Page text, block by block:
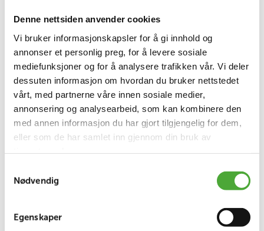
Denne nettsiden anvender cookies
Vi bruker informasjonskapsler for å gi innhold og
annonser et personlig preg, for å levere sosiale
mediefunksjoner og for å analysere trafikken vår. Vi deler
dessuten informasjon om hvordan du bruker nettstedet
vårt, med partnerne våre innen sosiale medier,
annonsering og analysearbeid, som kan kombinere den
med annen informasjon du har gjort tilgjengelig for dem,
eller som de har samlet inn gjennom din bruk av
Nødvendig
Egenskaper
Fra Helse Sør-Øst plass til privatbetalt plass
Anja og Jan ønsker å dele historien til Vigdis, og
hva de har gått igjennom for å synliggjøre hvilke
tilbud som finnes da de selv har måtte navigere i
hvilke tilbud som er der ute. De ønsker også å få
frem hvor fint det er for mennesker i lignende
«Vi ønsker å få frem hvor unikt det er
på Høyenhall. Alle fortjener et opphold der».
Da Helse Sør-øst oppholdet nærmet seg slutten